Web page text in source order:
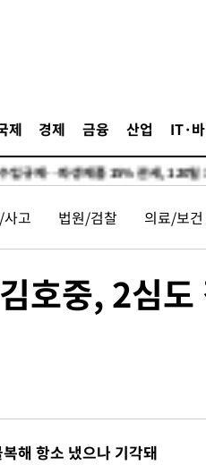
제 경제 금융 산업 IT·
락 마감…나스닥 0.06%↓
울 낮 39도 '폭염중대경보'
입 규제…파생제품 15% 관세, 120일
하락 마감…나스닥 0.06%↓
에서 미니버스 폭발.. 14명 부상, 3명
목표물들"과 대치로 남부 케슘섬에서
고 법원/검찰 의료/보건
호중, 2심
해 항소 냈으나 기각돼